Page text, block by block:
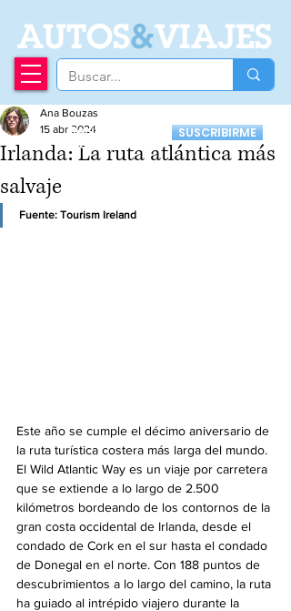
AUTOS&VIAJES
Recibí nuestro
Newsletter
SUSCRIBIRME
Irlanda: La ruta atlántica más
salvaje
Ana Bouzas
15 abr 2024
Fuente: Tourism Ireland
Este año se cumple el décimo aniversario de
la ruta turística costera más larga del mundo.
El Wild Atlantic Way es un viaje por carretera
que se extiende a lo largo de 2.500
kilómetros bordeando de los contornos de la
gran costa occidental de Irlanda, desde el
condado de Cork en el sur hasta el condado
de Donegal en el norte. Con 188 puntos de
descubrimientos a lo largo del camino, la ruta
ha guiado al intrépido viajero durante la